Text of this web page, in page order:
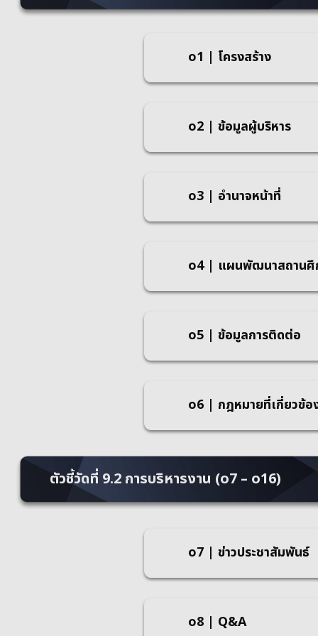
o1 | โครงสร้าง
o2 | ข้อมูลผู้บริหาร
o3 | อำนาจหน้าที่
o4 | แผนพัฒนาสถานศึ
o5 | ข้อมูลการติดต่อ
o6 | กฎหมายที่เกี่ยวข้อ
ตัวชี้วัดที่ 9.2 การบริหารงาน (o7 – o16)
o7 | ข่าวประชาสัมพันธ์
o8 | Q&A